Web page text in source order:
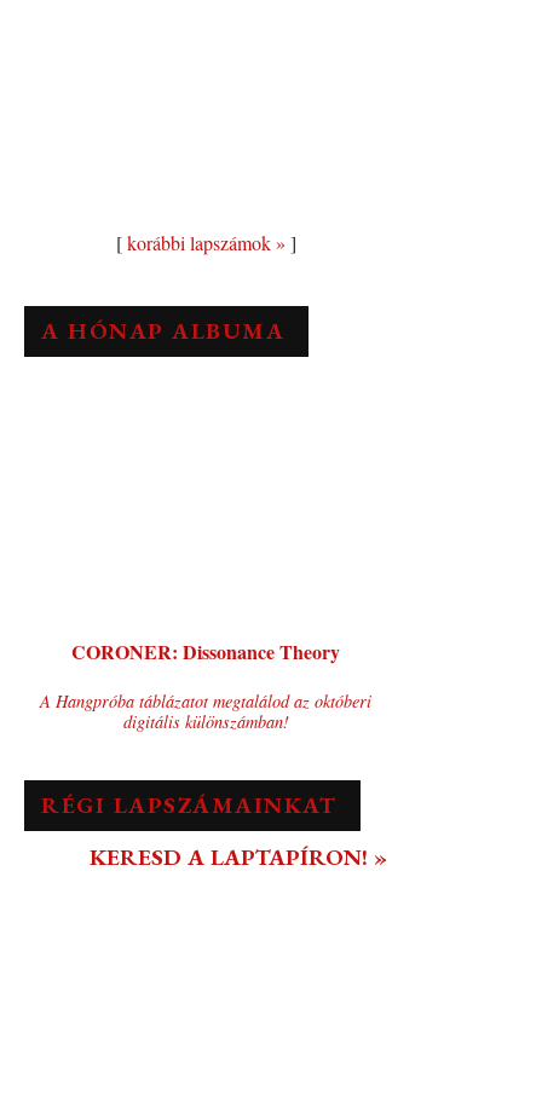
[korábbi lapszámok » ]
A HÓNAP ALBUMA
CORONER: Dissonance Theory
A Hangpróba táblázatot megtalálod az októberi
digitális különszámban!
RÉGI LAPSZÁMAINKAT
KERESD A LAPTAPÍRON! »